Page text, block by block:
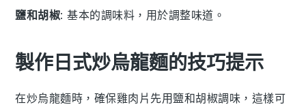
鹽和胡椒: 基本的調味料，用於調整味道。
製作日式炒烏龍麵的技巧提示
在炒烏龍麵時，確保雞肉片 先用鹽和胡椒調味，這樣可